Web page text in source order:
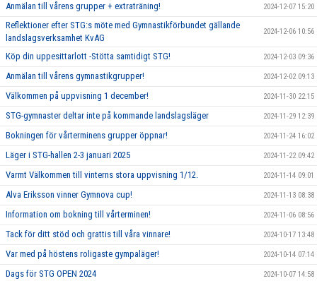
Anmälan till vårens grupper + extraträning! 2024-12-07 15:20
Reflektioner efter STG:s möte med Gymnastikförbundet gällande
landslagsverksamhet KvAG
2024-12-06 10:56
Köp din uppesittarlott -Stötta samtidigt STG! 2024-12-03 09:36
Anmälan till vårens gymnastikgrupper! 2024-12-02 09:13
Välkommen på uppvisning 1 december! 2024-11-30 22:15
STG-gymnaster deltar inte på kommande landslagsläger 2024-11-29 12:39
Bokningen för vårterminens grupper öppnar! 2024-11-24 16:02
Läger i STG-hallen 2-3 januari 2025 2024-11-22 09:42
Varmt Välkommen till vinterns stora uppvisning 1/12. 2024-11-14 09:01
Alva Eriksson vinner Gymnova cup! 2024-11-13 08:38
Information om bokning till vårterminen! 2024-11-06 08:56
Tack för ditt stöd och grattis till våra vinnare! 2024-10-17 13:48
Var med på höstens roligaste gympaläger! 2024-10-14 07:14
Dags för STG OPEN 2024 2024-10-07 14:58